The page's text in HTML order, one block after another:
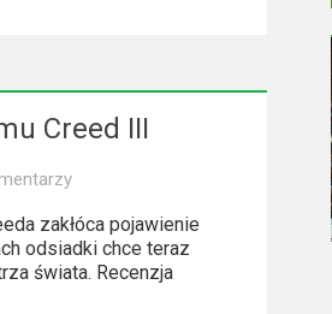
Creed III
zakłóca pojawienie
odsiadki chce teraz
świata. Recenzja